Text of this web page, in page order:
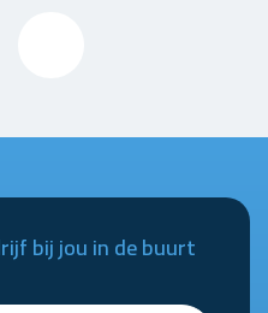
bij jou in de buurt